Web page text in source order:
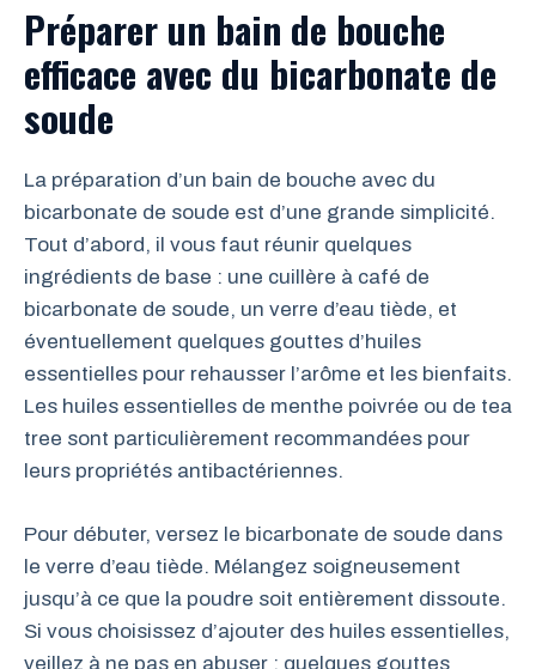
Préparer un bain de bouche
efficace avec du bicarbonate de
soude
La préparation d’un bain de bouche avec du
bicarbonate de soude est d’une grande simplicité.
Tout d’abord, il vous faut réunir quelques
ingrédients de base : une cuillère à café de
bicarbonate de soude, un verre d’eau tiède, et
éventuellement quelques gouttes d’huiles
essentielles pour rehausser l’arôme et les bienfaits.
Les huiles essentielles de menthe poivrée ou de tea
tree sont particulièrement recommandées pour
leurs propriétés antibactériennes.
Pour débuter, versez le bicarbonate de soude dans
le verre d’eau tiède. Mélangez soigneusement
jusqu’à ce que la poudre soit entièrement dissoute.
Si vous choisissez d’ajouter des huiles essentielles,
veillez à ne pas en abuser ; quelques gouttes